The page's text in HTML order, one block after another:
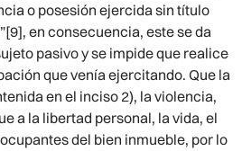
o posesión ejercida sin título
en consecuencia, este se da
pasivo y se impide que realice
que venía ejercitando. Que la
en el inciso 2), la violencia,
a la libertad personal, la vida, el
del bien inmueble, por lo